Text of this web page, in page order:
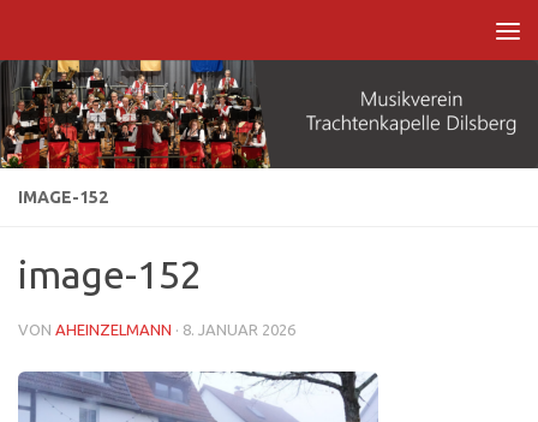
IMAGE-152
image-152
VON AHEINZELMANN · 8. JANUAR 2026